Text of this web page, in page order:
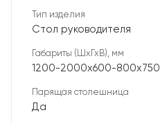
Тип изделия
Стол руководителя
Габариты (ШхГхВ), мм
1200-2000х600-800х750
Парящая столешница
Да